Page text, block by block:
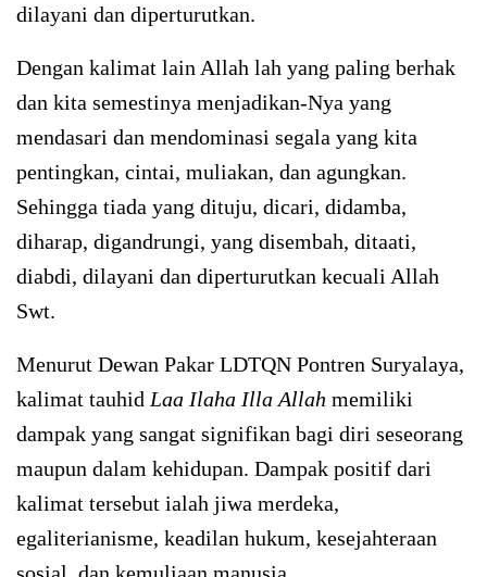
dilayani dan diperturutkan.
Dengan kalimat lain Allah lah yang paling berhak
dan kita semestinya menjadikan-Nya yang
mendasari dan mendominasi segala yang kita
pentingkan, cintai, muliakan, dan agungkan.
Sehingga tiada yang dituju, dicari, didamba,
diharap, digandrungi, yang disembah, ditaati,
diabdi, dilayani dan diperturutkan kecuali Allah
Swt.
Menurut Dewan Pakar LDTQN Pontren Suryalaya,
kalimat tauhid Laa Ilaha Illa Allah memiliki
dampak yang sangat signifikan bagi diri seseorang
maupun dalam kehidupan. Dampak positif dari
kalimat tersebut ialah jiwa merdeka,
egaliterianisme, keadilan hukum, kesejahteraan
sosial, dan kemuliaan manusia.